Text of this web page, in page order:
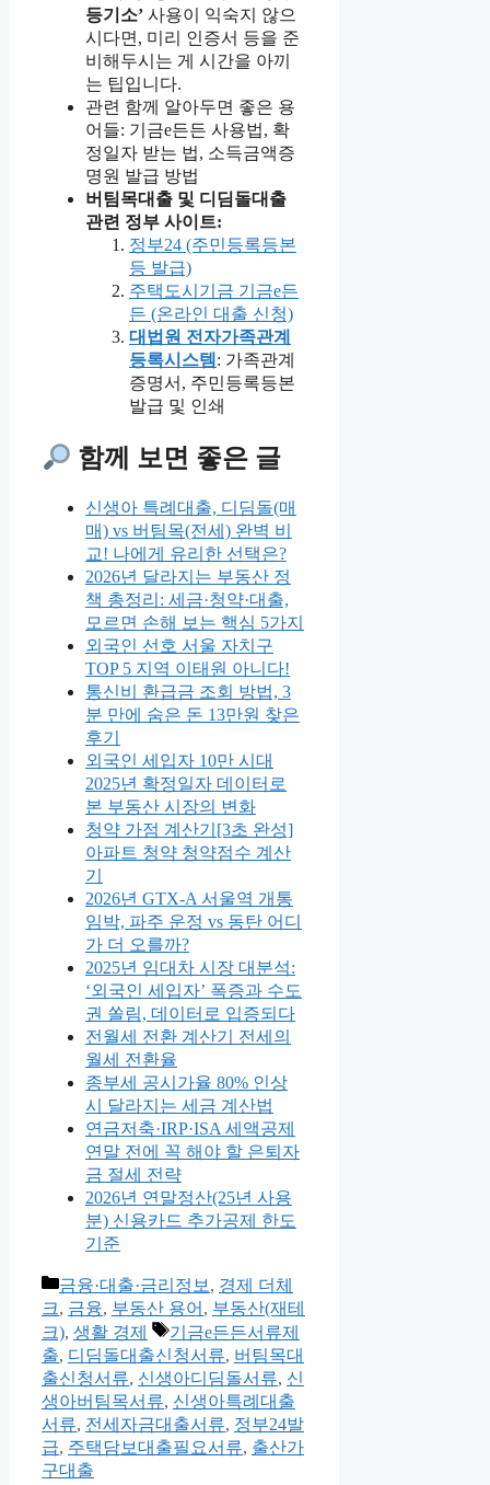
등기소’ 사용이 익숙지 않으
시다면, 미리 인증서 등을 준
비해두시는 게 시간을 아끼
는 팁입니다.
관련 함께 알아두면 좋은 용
어들: 기금e든든 사용법, 확
정일자 받는 법, 소득금액증
명원 발급 방법
버팀목대출 및 디딤돌대출
관련 정부 사이트:
정부24 (주민등록등본
등 발급)
주택도시기금 기금e든
든 (온라인 대출 신청)
대법원 전자가족관계
등록시스템 : 가족관계
증명서, 주민등록등본
발급 및 인쇄
함께 보면 좋은 글
신생아 특례대출, 디딤돌(매
매) vs 버팀목(전세) 완벽 비
교! 나에게 유리한 선택은?
2026년 달라지는 부동산 정
책 총정리: 세금·청약·대출,
모르면 손해 보는 핵심 5가지
외국인 선호 서울 자치구
TOP 5 지역 이태원 아니다!
통신비 환급금 조회 방법, 3
분 만에 숨은 돈 13만원 찾은
후기
외국인 세입자 10만 시대
2025년 확정일자 데이터로
본 부동산 시장의 변화
청약 가점 계산기[3초 완성]
아파트 청약 청약점수 계산
기
2026년 GTX-A 서울역 개통
임박, 파주 운정 vs 동탄 어디
가 더 오를까?
2025년 임대차 시장 대분석:
‘외국인 세입자’ 폭증과 수도
권 쏠림, 데이터로 입증되다
전월세 전환 계산기 전세의
월세 전환율
종부세 공시가율 80% 인상
시 달라지는 세금 계산법
연금저축·IRP·ISA 세액공제
연말 전에 꼭 해야 할 은퇴자
금 절세 전략
2026년 연말정산(25년 사용
분) 신용카드 추가공제 한도
기준
카
테
고
리
금융·대출·금리정보 , 경제 더체
크, 금융, 부동산 용어 , 부동산(재테
크), 생활 경제
태
그
기금e든든서류제
출, 디딤돌대출신청서류, 버팀목대
출신청서류, 신생아디딤돌서류, 신
생아버팀목서류, 신생아특례대출
서류, 전세자금대출서류, 정부24발
급, 주택담보대출필요서류, 출산가
구대출